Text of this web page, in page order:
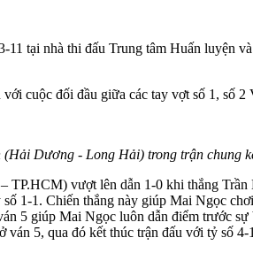
tại nhà thi đấu Trung tâm Huấn luyện
cuộc đối đầu giữa các tay vợt số 1, số 2
Dương - Long Hải) trong trận chung
vượt lên dẫn 1-0 khi thắng
1-1. Chiến thắng này giúp Mai Ngọc
5 giúp Mai Ngọc luôn dẫn điểm trước
5, qua đó kết thúc trận đấu với tỷ số